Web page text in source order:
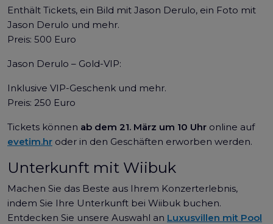
Enthält Tickets, ein Bild mit Jason Derulo, ein Foto mit
Jason Derulo und mehr.
Preis: 500 Euro
Jason Derulo – Gold-VIP:
Inklusive VIP-Geschenk und mehr.
Preis: 250 Euro
Tickets können ab dem 21. März um 10 Uhr online auf
evetim.hr oder in den Geschäften erworben werden.
Unterkunft mit Wiibuk
Machen Sie das Beste aus Ihrem Konzerterlebnis,
indem Sie Ihre Unterkunft bei Wiibuk buchen.
Entdecken Sie unsere Auswahl an Luxusvillen mit Pool